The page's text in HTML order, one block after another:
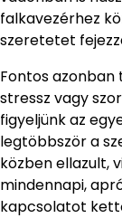
falkavezérhez
szeretetet
Fontos azonban
stressz vagy
figyeljünk az
legtöbbször a
közben ellazult,
mindennapi,
kapcsolatot